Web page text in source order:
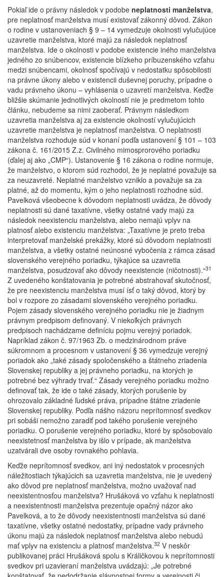
Pokiaľ ide o právny následok v podobe neplatnosti manželstva,
pre neplatnosť manželstva musí existovať zákonný dôvod. Zákon
o rodine v ustanoveniach § 9 – 14 vymedzuje okolnosti vylučujúce
uzavretie manželstva, ktoré majú za následok neplatnosť
manželstva. Ide o okolnosti v podobe existencie iného manželstva
jedného zo snúbencov, existencie blízkeho príbuzenského vzťahu
medzi snúbencami, okolnosť spočívajú v nedostatku spôsobilosti
na právne úkony alebo v existencii duševnej poruchy, prípadne o
vadu právneho úkonu – vyhlásenia o uzavretí manželstva. Keďže
bližšie skúmanie jednotlivých okolností nie je predmetom tohto
článku, nebudeme sa nimi zaoberať. Právnym následkom
uzavretia manželstva aj za existencie okolností vylučujúcich
uzavretie manželstva je neplatnosť manželstva. O neplatnosti
manželstva rozhoduje súd v konaní podľa ustanovení § 101 – 103
zákona č. 161/2015 Z.z. Civilného mimosprorového poriadku
(ďalej aj ako „CMP“). Ustanovenie § 16 zákona o rodine normuje,
že manželstvo, o ktorom súd rozhodol, že je neplatné považuje sa
za neuzavreté. Neplatné manželstvo vzniklo a považuje sa za
platné, až do momentu, kým o jeho neplatnosti rozhodne súd.
Pavelková všeobecne k dôvodom neplatnosti uvádza, že dôvody
neplatnosti sú dané taxatívne, všetky ostatné vady majú za
následok neexistenciu manželstva, alebo nemajú vplyv na
platnosť alebo existenciu manželstva: „Taxatívne je preto treba
interpretovať manželské prekážky, ktoré sú dôvodom neplatnosti
manželstva, a všetky ostatné neúnosné vybočenia z rámca zásad
slovenského verejného poriadku, týkajúce sa uzavretia
manželstva, posudzovať ako dôvody neexistencie (ničotnosti).“31
Z uvedeného konštatovania je potrebné abstrahovať skutočnosť,
že pre neexistenciu manželstva musí ísť o taký dôvod, ktorý by
bol v rozpore zo zásadami slovenského verejného poriadku.
Pojem zásady slovenského verejného poriadku nie je žiadnym
právnym predpisom definovaný. V niekoľkých právnych
predpisoch nachádzame definíciu pojmu verejný poriadok.
Napríklad zákon č. 97/1963 Zb. o medzinárodnom práve
súkromnom a procesnom v ustanovení § 36 vymedzuje verejný
poriadok ako „také zásady spoločenského a štátneho zriadenia
Slovenskej republiky a jej právneho poriadku, na ktorých je
potrebné bez výhrady trvať.“ Zásady verejného poriadku možno
definovať tak, že ide o také zásady, ktorých porušenie by
ohrozovalo základné ľudské práva, prípadne štátne zriadenie
Slovenskej republiky. Podľa nášho názoru neprítomnosť svedkov
pri sobáši nemožno zaradiť pod takého porušenie verejného
poriadku. O porušenie verejného poriadku, ktoré by spôsobovalo
neexistetnosť manželstva by išlo v prípade, ak manželstva
uzatvárali dve osoby rovnakého pohlavia.
Keďže neprítomnosť svedkov, ani iný nedostatok v procesných
náležitostiach týkajúcich sa uzavretia manželstva, nie je uvedený
ako dôvod pre neplatnosť manželstva, možno uvažovať nad
neexistentnosťou manželstva? Hrušáková vo vzťahu k neplatnosti
a neexistentnosti manželstva prezentuje opačný názor ako
Pavelková, a to že dôvody neexistentnosti manželstva sú dané
taxatívne, všetky ostatné nedostatky, prípadne vady právneho
úkonu majú za následok neplatnosť manželstva alebo nebudú
mať vplyv na existenciu a platnosť manželstva.32 V neskôr
publikovanej práci Hrušáková spolu s Králičkovou k neprítomnosti
svedkov pri uzavieraní manželstva uvádzajú: „Je potrebné